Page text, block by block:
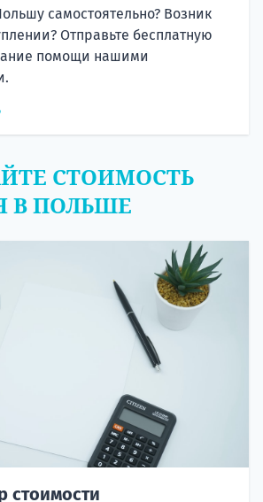
самостоятельно? Возник
Отправьте бесплатную
помощи нашими
СТОИМОСТЬ
В ПОЛЬШЕ
стоимости